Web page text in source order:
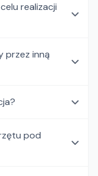
realizacji
przez inną
pod